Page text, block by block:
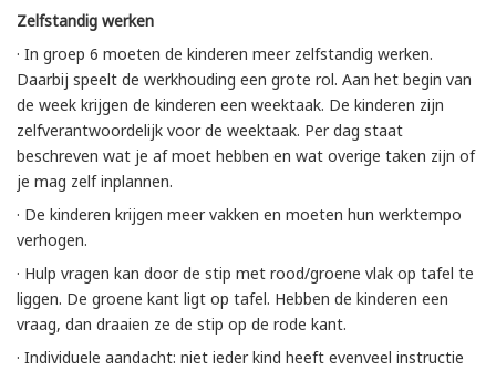
Zelfstandig werken
· In groep 6 moeten de kinderen meer zelfstandig werken.
Daarbij speelt de werkhouding een grote rol. Aan het begin van
de week krijgen de kinderen een weektaak. De kinderen zijn
zelfverantwoordelijk voor de weektaak. Per dag staat
beschreven wat je af moet hebben en wat overige taken zijn of
je mag zelf inplannen.
· De kinderen krijgen meer vakken en moeten hun werktempo
verhogen.
· Hulp vragen kan door de stip met rood/groene vlak op tafel te
liggen. De groene kant ligt op tafel. Hebben de kinderen een
vraag, dan draaien ze de stip op de rode kant.
· Individuele aandacht: niet ieder kind heeft evenveel instructie